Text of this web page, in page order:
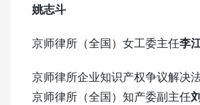
姚志斗
京师律所（全国）女工委主任李
京师律所企业知识产权争议解决
京师律所（全国）知产委副主任